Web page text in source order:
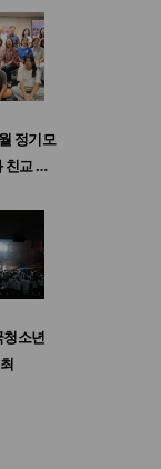
정기모
친교 …
청소년